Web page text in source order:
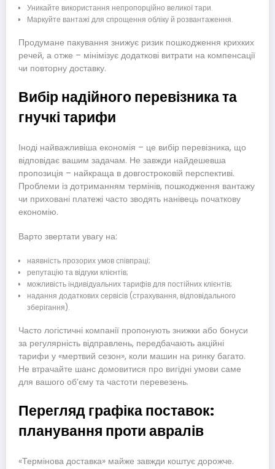
Уникайте використання непропорційно великої тари.
Маркуйте вантажі для спрощення обліку й розвантаження.
Продумане пакування знижує ризик пошкодження крихких
речей, а отже – мінімізує додаткові витрати на компенсації
чи повторну доставку.
Вибір надійного перевізника та
гнучкі тарифи
Іноді найважливіша економія – це вибір перевізника, що
відповідає вашим задачам. Не завжди найдешевша
пропозиція – найкраща в довгостроковій перспективі.
Проблеми із дотриманням термінів, пошкодження вантажу
чи приховані платежі часто зводять нанівець початкову
економію.
Варто звертати увагу на:
наявність прозорих умов співпраці;
репутацію та відгуки клієнтів;
можливість індивідуальних тарифів для постійних клієнтів;
надання додаткових сервісів (страхування, відповідального
зберігання).
Часто логістичні компанії пропонують знижки або бонуси
за регулярність відправлень, передбачають акційні
тарифи у «мертвий сезон», коли машин на ринку багато.
Не втрачайте шанс домовитися про вигідні умови саме
для вашого об’єму та частоти перевезень.
Перегляд графіка поставок:
планування проти авралів
«Термінова доставка» майже завжди коштує дорожче.